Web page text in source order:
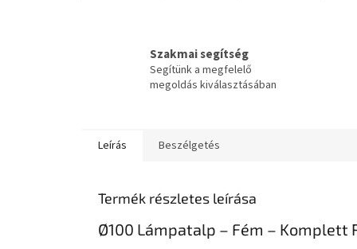
Szakmai segítség
Segítünk a megfelelő
megoldás kiválasztásában
Leírás Beszélgetés
Termék részletes leírása
Ø100 Lámpatalp – Fém – Komplett